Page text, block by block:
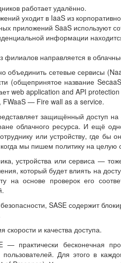
работает удалённо.
уходит в IaaS из
приложений SaaS используют
информации
филиалов направляется в
объединить сетевые сервисы
(общепринятое название
web application and API
FWaaS — Fire wall as a service.
защищённый доступ
облачного ресурса. И ещё
или устройству, где бы
мы пишем политику на целую
устройства или сервиса —
который будет влиять на
на основе проверок его
SASE содержит
скорости и качества доступа.
практически бесконечная
Для этого в